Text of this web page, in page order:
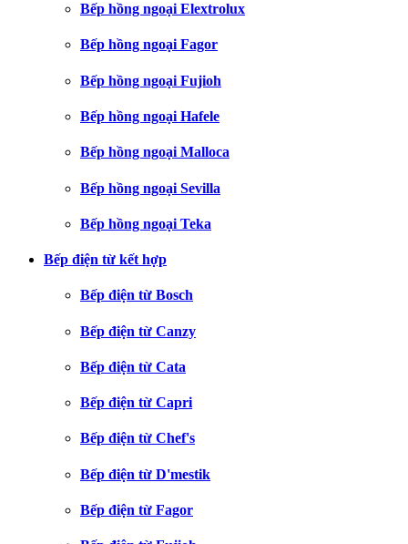
Bếp hồng ngoại Elextrolux
Bếp hồng ngoại Fagor
Bếp hồng ngoại Fujioh
Bếp hồng ngoại Hafele
Bếp hồng ngoại Malloca
Bếp hồng ngoại Sevilla
Bếp hồng ngoại Teka
Bếp điện từ kết hợp
Bếp điện từ Bosch
Bếp điện từ Canzy
Bếp điện từ Cata
Bếp điện từ Capri
Bếp điện từ Chef's
Bếp điện từ D'mestik
Bếp điện từ Fagor